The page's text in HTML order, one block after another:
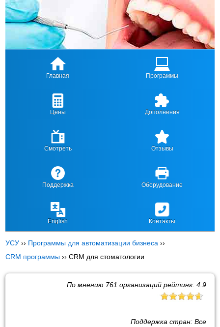
Главная Программы
Цены Дополнения
Смотреть Отзывы
Поддержка Оборудование
English Контакты
УСУ ›› Программы для автоматизации бизнеса ››
CRM программы ››CRM для стоматологии
По мнению 761 организаций рейтинг: 4.9
Поддержка стран: Все